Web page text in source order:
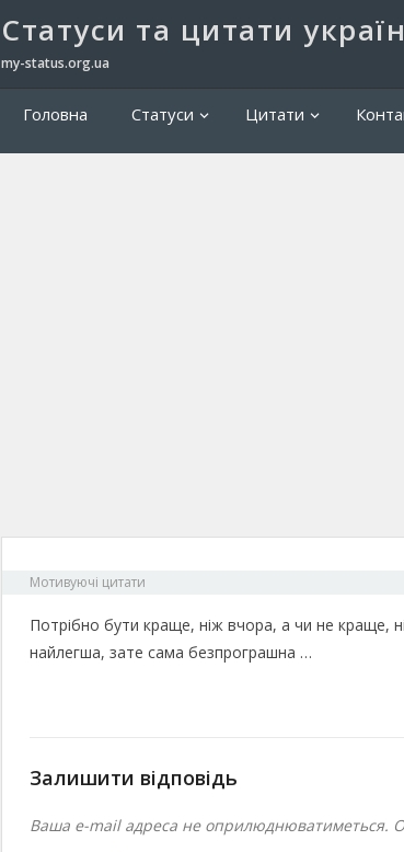
Cтатуси та цитати
my-status.org.ua
Головна Статуси Цитати
Мотивуючі цитати
Потрібно бути краще, ніж вчора, а чи не краще,
найлегша, зате сама безпрограшна …
Залишити відповідь
Ваша e-mail адреса не оприлюднюватиметься.